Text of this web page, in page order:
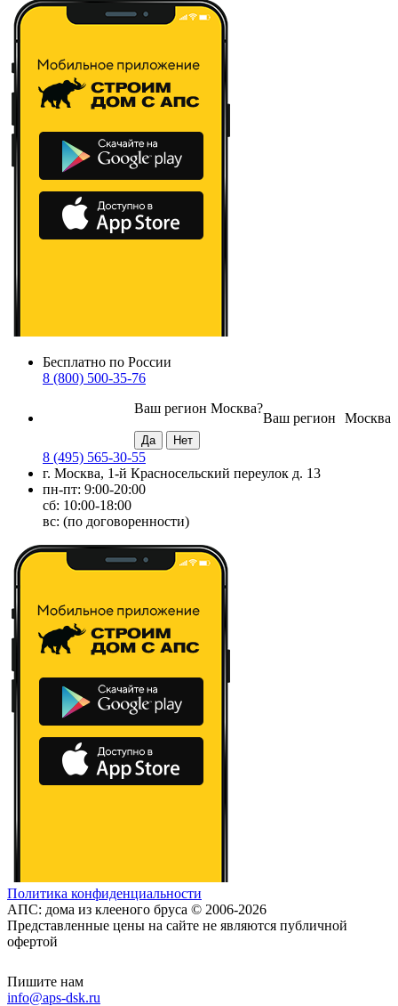
Бесплатно по России
8 (800) 500-35-76
Москва
Ваш регион
Ваш регион Москва?
8 (495) 565-30-55
г. Москва, 1-й Красносельский переулок д. 13
пн-пт: 9:00-20:00
сб: 10:00-18:00
вс: (по договоренности)
Политика конфиденциальности
АПС: дома из клееного бруса © 2006-2026
Представленные цены на сайте не являются публичной
офертой
Пишите нам
info@aps-dsk.ru